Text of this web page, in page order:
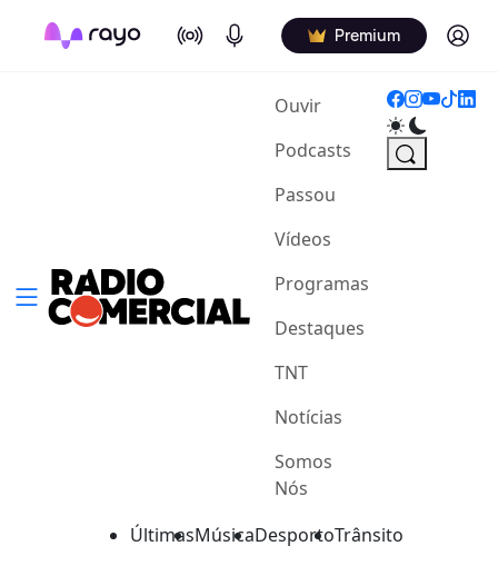
On Air Podcasts Premium Log in
Ouvir(current)
Podcasts
Passou
Vídeos
Programas
Destaques
TNT
Notícias
Somos
Nós
ÚltimasMúsicaDesportoTrânsito